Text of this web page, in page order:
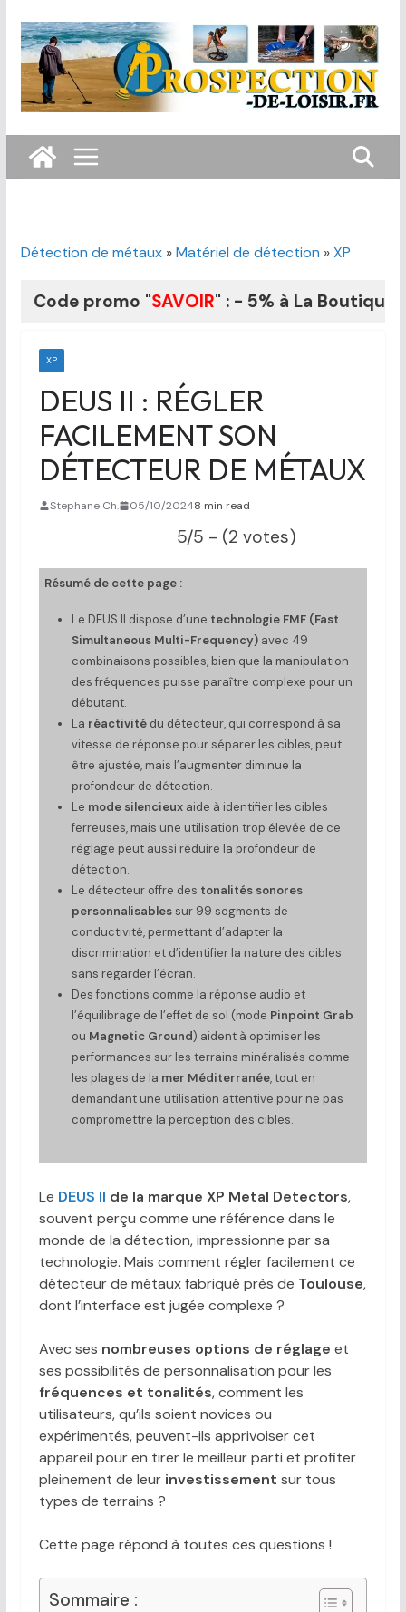
au
contenu
Détection de métaux»Matériel de détection »XP
promo "SAVOIR" : - 5% à La Boutique du
XP
DEUS II : RÉGLER
FACILEMENT SON
DÉTECTEUR DE MÉTAUX
Stephane Ch. 05/10/20248 min read
5/5 - (2 votes)
Résumé de cette page :
Le DEUS II dispose d’une technologie FMF (Fast
Simultaneous Multi-Frequency) avec 49
combinaisons possibles, bien que la manipulation
des fréquences puisse paraître complexe pour un
débutant.
La réactivité du détecteur, qui correspond à sa
vitesse de réponse pour séparer les cibles, peut
être ajustée, mais l’augmenter diminue la
profondeur de détection.
Le mode silencieux aide à identifier les cibles
ferreuses, mais une utilisation trop élevée de ce
réglage peut aussi réduire la profondeur de
détection.
Le détecteur offre des tonalités sonores
personnalisablessur 99 segments de
conductivité, permettant d’adapter la
discrimination et d’identifier la nature des cibles
sans regarder l’écran.
Des fonctions comme la réponse audio et
l’équilibrage de l’effet de sol (mode Pinpoint Grab
ou Magnetic Ground) aident à optimiser les
performances sur les terrains minéralisés comme
les plages de la mer Méditerranée, tout en
demandant une utilisation attentive pour ne pas
compromettre la perception des cibles.
Le DEUS II de la marque XP Metal Detectors,
souvent perçu comme une référence dans le
monde de la détection, impressionne par sa
technologie. Mais comment régler facilement ce
détecteur de métaux fabriqué près de Toulouse,
dont l’interface est jugée complexe ?
Avec ses nombreuses options de réglage et
ses possibilités de personnalisation pour les
fréquences et tonalités, comment les
utilisateurs, qu’ils soient novices ou
expérimentés, peuvent-ils apprivoiser cet
appareil pour en tirer le meilleur parti et profiter
pleinement de leur investissement sur tous
types de terrains ?
Cette page répond à toutes ces questions !
Sommaire :